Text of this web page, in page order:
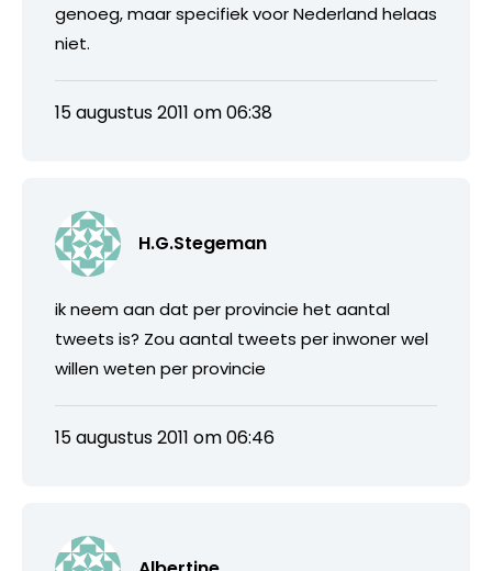
genoeg, maar specifiek voor Nederland helaas
niet.
15 augustus 2011 om 06:38
H.G.Stegeman
ik neem aan dat per provincie het aantal
tweets is? Zou aantal tweets per inwoner wel
willen weten per provincie
15 augustus 2011 om 06:46